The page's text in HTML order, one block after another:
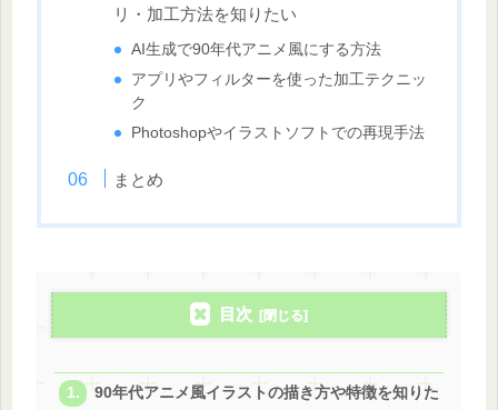
リ・加工方法を知りたい
AI生成で90年代アニメ風にする方法
アプリやフィルターを使った加工テクニッ
ク
Photoshopやイラストソフトでの再現手法
まとめ
目次
90年代アニメ風イラストの描き方や特徴を知りた